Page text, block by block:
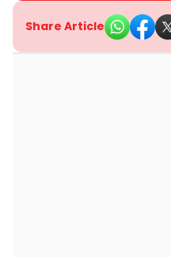
Share Article